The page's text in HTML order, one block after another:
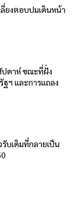
ลี่ยงตอบปมเดินหน้า
ดาห์ ขณะที่ฝั่ง
ฯ และการแถลง
บเดิมที่กลายเป็น